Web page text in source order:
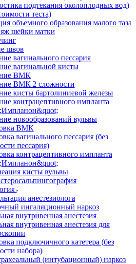
подтекания околоплодных вод)
теста)
объемного образования малого таза
шейки матки
швов
вагинального пессария
вагинальной кисты
ВМК
ВМК 2 сложности
кисты бартолиниевой железы
контрацептивного импланта
новообразований вульвы
ВМК
вагинального пессария (без
пессария)
контрацептивного импланта
кисты вульвы
анестезиолога
ингаляционный наркоз
внутривенная анестезия
внутривенная анестезия для
подключичного катетера (без
набора)
(интубационный) наркоз